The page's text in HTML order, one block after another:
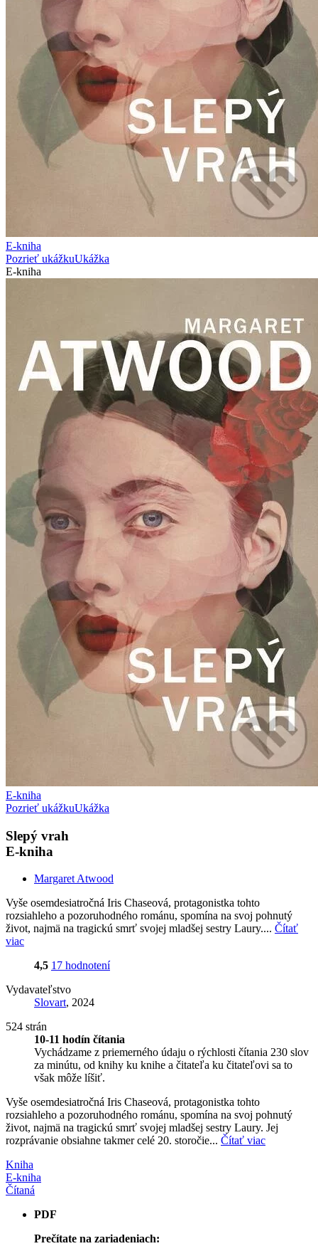
E-kniha
Pozrieť ukážkuUkážka
E-kniha
E-kniha
Pozrieť ukážkuUkážka
Slepý vrah
E-kniha
Margaret Atwood
Vyše osemdesiatročná Iris Chaseová, protagonistka tohto
rozsiahleho a pozoruhodného románu, spomína na svoj pohnutý
život, najmä na tragickú smrť svojej mladšej sestry Laury.... Čítať
viac
4,5 17 hodnotení
Vydavateľstvo
Slovart, 2024
524 strán
10-11 hodín čítania
Vychádzame z priemerného údaju o rýchlosti čítania 230 slov
za minútu, od knihy ku knihe a čitateľa ku čitateľovi sa to
však môže líšiť.
Vyše osemdesiatročná Iris Chaseová, protagonistka tohto
rozsiahleho a pozoruhodného románu, spomína na svoj pohnutý
život, najmä na tragickú smrť svojej mladšej sestry Laury. Jej
rozprávanie obsiahne takmer celé 20. storočie... Čítať viac
Kniha
E-kniha
Čítaná
PDF
Prečítate na zariadeniach: